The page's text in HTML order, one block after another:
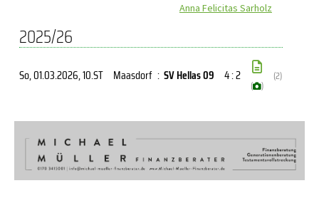
Anna Felicitas Sarholz
2025/26
So, 01.03.2026, 10.ST Maasdorf : SV Hellas 09 4 : 2
( )
(2)